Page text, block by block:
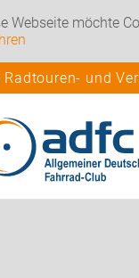
Webseite möchte
Radtouren- und